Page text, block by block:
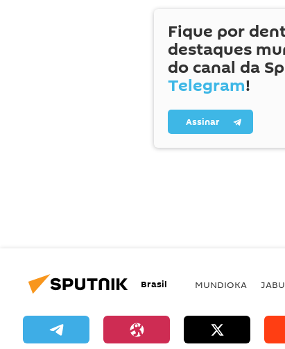
Fique por
destaques
do canal da
Telegram!
Assinar
Brasil MUNDIOKA